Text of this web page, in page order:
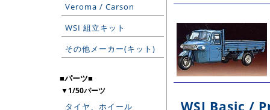
Veroma / Carson
WSI 組立キット
その他メーカー(キット)
■パーツ■
▼1/50パーツ
タイヤ、ホイール
WSI Basic /